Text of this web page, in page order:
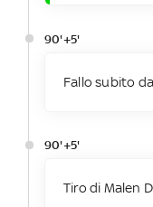
90'+5'
Fallo subito
90'+5'
Tiro di Malen